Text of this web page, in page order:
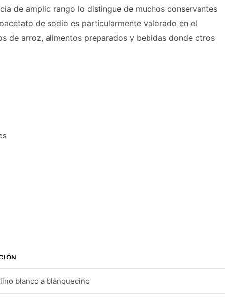
de amplio rango lo distingue de muchos conservantes
de sodio es particularmente valorado en el
de arroz, alimentos preparados y bebidas donde otros
blanco a blanquecino